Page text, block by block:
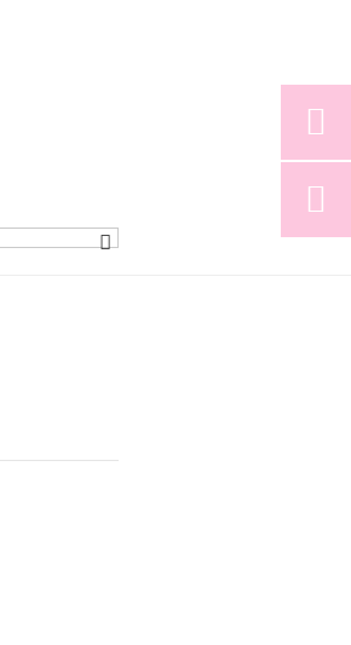

